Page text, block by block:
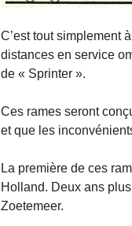
C’est tout simplement
distances en service
de « Sprinter ».
Ces rames seront
et que les
La première de ces
Holland. Deux ans
Zoetemeer.